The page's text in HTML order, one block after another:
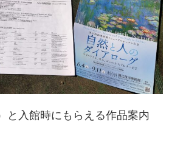
と入館時にもらえる作品案内